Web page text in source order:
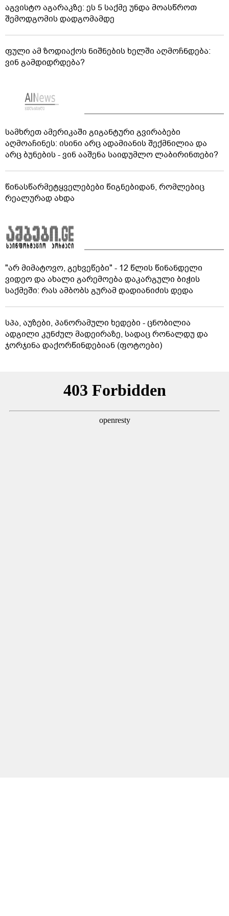
აგვისტო აგარაკზე: ეს 5 საქმე უნდა მოასწროთ
შემოდგომის დადგომამდე
ფული ამ ზოდიაქოს ნიშნების ხელში აღმოჩნდება:
ვინ გამდიდრდება?
სამხრეთ ამერიკაში გიგანტური გვირაბები
აღმოაჩინეს: ისინი არც ადამიანის შექმნილია და
არც ბუნების - ვინ ააშენა საიდუმლო ლაბირინთები?
წინასწარმეტყველებები წიგნებიდან, რომლებიც
რეალურად ახდა
"არ მიმატოვო, გეხვეწები" - 12 წლის წინანდელი
ვიდეო და ახალი გარემოება დაკარგული ბიჭის
საქმეში: რას ამბობს გურამ დადიანიძის დედა
სპა, აუზები, პანორამული ხედები - ცნობილია
ადგილი კუნძულ მადეირაზე, სადაც რონალდუ და
ჯორჯინა დაქორწინდებიან (ფოტოები)